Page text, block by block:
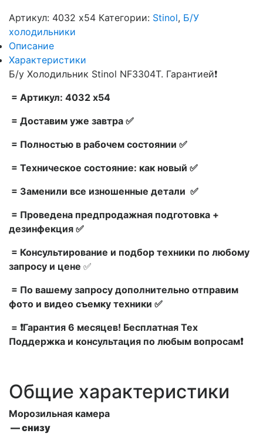
Артикул: 4032 x54 Категории: Stinol, Б/У
холодильники
Описание
Характеристики
Б/у Холодильник Stinol NF3304T. Гарантией❗
= Артикул: 4032 x54
= Доставим уже завтра ✅
= Полностью в рабочем состоянии ✅
= Техническое состояние: как новый ✅
= Заменили все изношенные детали ✅
= Проведена предпродажная подготовка +
дезинфекция ✅
= Консультирование и подбор техники по любому
запросу и цене ✅
= По вашему запросу дополнительно отправим
фото и видео съемку техники ✅
= ❗Гарантия 6 месяцев! Бесплатная Тех
Поддержка и консультация по любым вопросам❗
Общие характеристики
Морозильная камера
— снизу